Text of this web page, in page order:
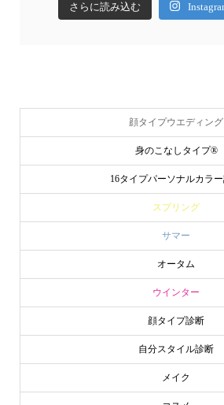
さらに読み込む
顔タイプウエディング
身のこなしタイプ®
16タイプパーソナルカラ
スプリング
サマー
オータム
ウインター
顔タイプ診断
自分スタイル診断
メイク